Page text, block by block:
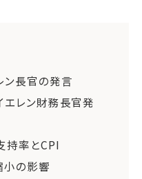
ン長官の発言
エレン財務長官発
持率とCPI
小の影響